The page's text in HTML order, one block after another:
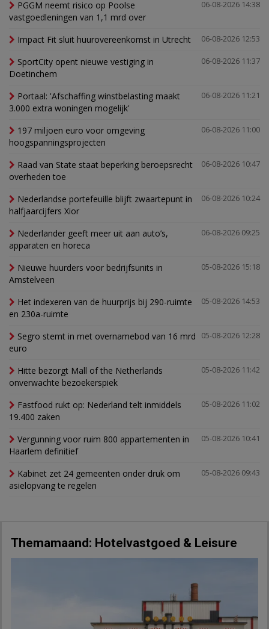
06-08-2026 14:38
PGGM neemt risico op Poolse
vastgoedleningen van 1,1 mrd over
06-08-2026 12:53
Impact Fit sluit huurovereenkomst in Utrecht
06-08-2026 11:37
SportCity opent nieuwe vestiging in
Doetinchem
06-08-2026 11:21
Portaal: 'Afschaffing winstbelasting maakt
3.000 extra woningen mogelijk'
06-08-2026 11:00
197 miljoen euro voor omgeving
hoogspanningsprojecten
06-08-2026 10:47
Raad van State staat beperking beroepsrecht
overheden toe
06-08-2026 10:24
Nederlandse portefeuille blijft zwaartepunt in
halfjaarcijfers Xior
06-08-2026 09:25
Nederlander geeft meer uit aan auto’s,
apparaten en horeca
05-08-2026 15:18
Nieuwe huurders voor bedrijfsunits in
Amstelveen
05-08-2026 14:53
Het indexeren van de huurprijs bij 290-ruimte
en 230a-ruimte
05-08-2026 12:28
Segro stemt in met overnamebod van 16 mrd
euro
05-08-2026 11:42
Hitte bezorgt Mall of the Netherlands
onverwachte bezoekerspiek
05-08-2026 11:02
Fastfood rukt op: Nederland telt inmiddels
19.400 zaken
05-08-2026 10:41
Vergunning voor ruim 800 appartementen in
Haarlem definitief
05-08-2026 09:43
Kabinet zet 24 gemeenten onder druk om
asielopvang te regelen
Themamaand: Hotelvastgoed & Leisure